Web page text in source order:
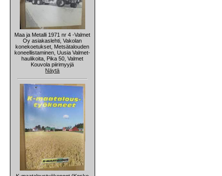
Maa ja Metalli 1971 nr 4 -Valmet
Oy asiakaslehti, Vakolan
konekoetukset, Metsätalouden
koneellistaminen, Uusia Valmet-
haulikoita, Pika 50, Valmet
Kouvola piirimyyjä
Näytä